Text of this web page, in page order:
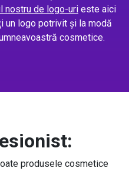
nostru de logo-uri este aici
un logo potrivit și la modă
cosmetice.
produsele cosmetice